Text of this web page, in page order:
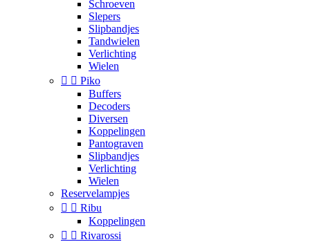
Schroeven
Slepers
Slipbandjes
Tandwielen
Verlichting
Wielen
  Piko
Buffers
Decoders
Diversen
Koppelingen
Pantograven
Slipbandjes
Verlichting
Wielen
Reservelampjes
  Ribu
Koppelingen
  Rivarossi